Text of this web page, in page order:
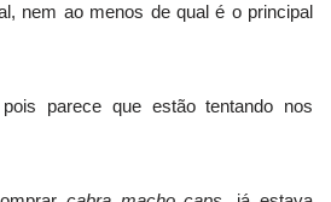
nem ao menos de qual é o principal
parece que estão tentando nos